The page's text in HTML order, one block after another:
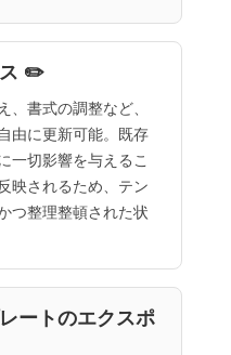
ス ✏️
、書式の調整など、
由に更新可能。既存
一切影響を与えるこ
映されるため、テン
つ整理整頓された状
ートのエクスポ